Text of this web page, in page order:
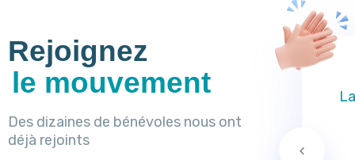
Rejoignez
le mouvement
Des dizaines de bénévoles nous ont
déjà rejoints